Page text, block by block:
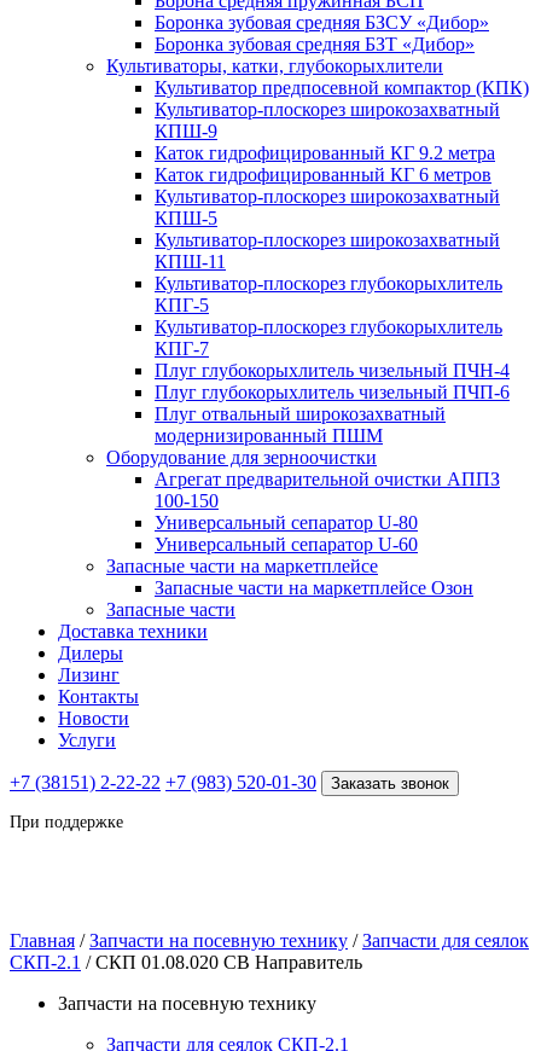
Боронка зубовая средняя БЗСУ «Дибор»
Боронка зубовая средняя БЗТ «Дибор»
Культиваторы, катки, глубокорыхлители
Культиватор предпосевной компактор (КПК)
Культиватор-плоскорез широкозахватный
КПШ-9
Каток гидрофицированный КГ 9.2 метра
Каток гидрофицированный КГ 6 метров
Культиватор-плоскорез широкозахватный
КПШ-5
Культиватор-плоскорез широкозахватный
КПШ-11
Культиватор-плоскорез глубокорыхлитель
КПГ-5
Культиватор-плоскорез глубокорыхлитель
КПГ-7
Плуг глубокорыхлитель чизельный ПЧН-4
Плуг глубокорыхлитель чизельный ПЧП-6
Плуг отвальный широкозахватный
модернизированный ПШМ
Оборудование для зерноочистки
Агрегат предварительной очистки АППЗ
100-150
Универсальный сепаратор U-80
Универсальный сепаратор U-60
Запасные части на маркетплейсе
Запасные части на маркетплейсе Озон
Запасные части
Доставка техники
Дилеры
Лизинг
Контакты
Новости
Услуги
+7 (38151) 2-22-22 +7 (983) 520-01-30 Заказать звонок
При поддержке
Главная /Запчасти на посевную технику /Запчасти для сеялок
СКП-2.1 / СКП 01.08.020 СВ Направитель
Запчасти на посевную технику
Запчасти для сеялок СКП-2.1